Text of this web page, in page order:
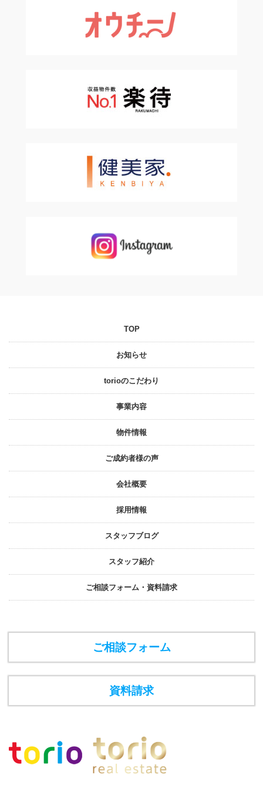
TOP
お知らせ
torioのこだわり
事業内容
物件情報
ご成約者様の声
会社概要
採⽤情報
スタッフブログ
スタッフ紹介
ご相談フォーム・資料請求
ご相談フォーム
資料請求